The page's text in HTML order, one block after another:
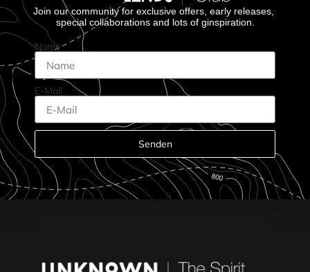
Join our community for exclusive offers, early releases,
special collaborations and lots of ginspiration.
Name
E-Mail
Senden